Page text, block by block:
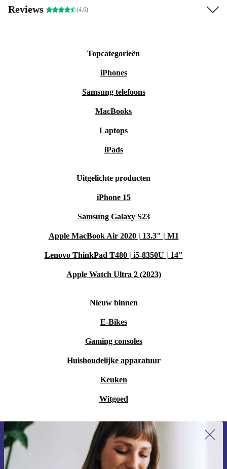
Reviews (4.6)
Topcategorieën
iPhones
Samsung telefoons
MacBooks
Laptops
iPads
Uitgelichte producten
iPhone 15
Samsung Galaxy S23
Apple MacBook Air 2020 | 13.3" | M1
Lenovo ThinkPad T480 | i5-8350U | 14"
Apple Watch Ultra 2 (2023)
Nieuw binnen
E-Bikes
Gaming consoles
Huishoudelijke apparatuur
Keuken
Witgoed
Meld je aan voor onze nieuwsbrief en
ontvang €15 korting!
Mis nooit meer een aanbieding.